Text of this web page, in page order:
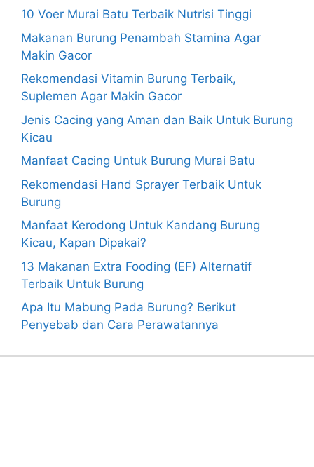
10 Voer Murai Batu Terbaik Nutrisi Tinggi
Makanan Burung Penambah Stamina Agar
Makin Gacor
Rekomendasi Vitamin Burung Terbaik,
Suplemen Agar Makin Gacor
Jenis Cacing yang Aman dan Baik Untuk Burung
Kicau
Manfaat Cacing Untuk Burung Murai Batu
Rekomendasi Hand Sprayer Terbaik Untuk
Burung
Manfaat Kerodong Untuk Kandang Burung
Kicau, Kapan Dipakai?
13 Makanan Extra Fooding (EF) Alternatif
Terbaik Untuk Burung
Apa Itu Mabung Pada Burung? Berikut
Penyebab dan Cara Perawatannya